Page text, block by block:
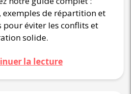
exemples de répartition et
éviter les conflits et
solide.
la lecture